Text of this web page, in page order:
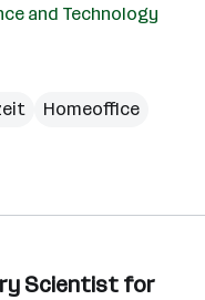
and Technology
Homeoffice
Scientist for